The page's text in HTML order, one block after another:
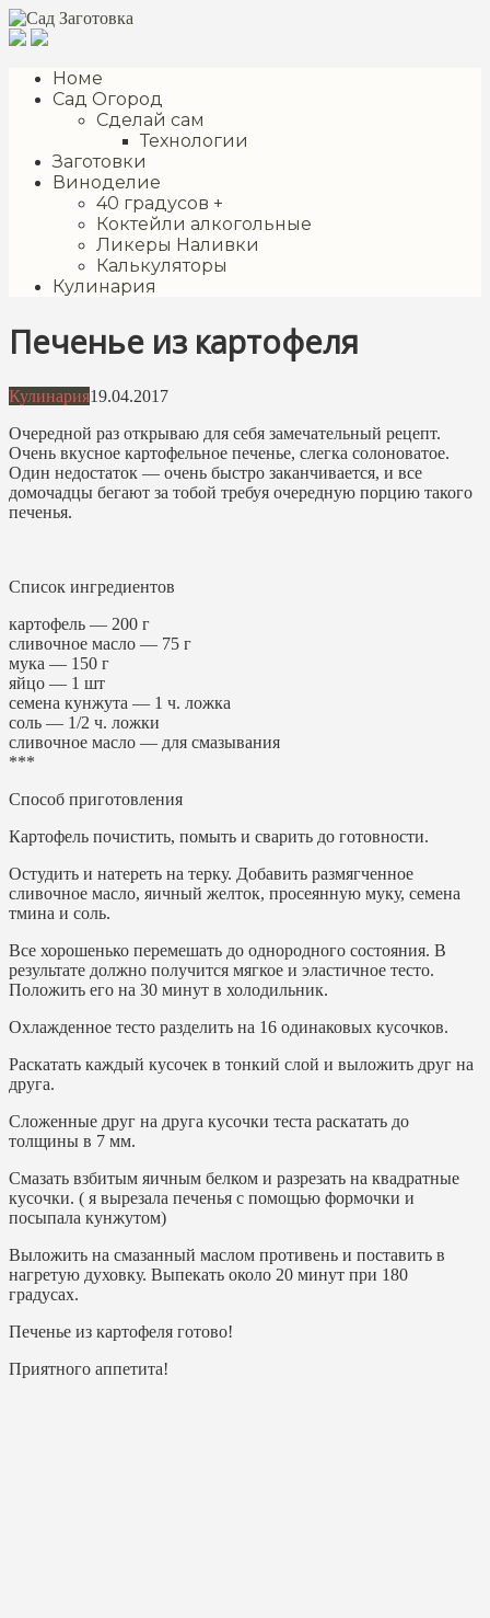
Перейти
к
Номе
Сад Огород
Сделай сам
Технологии
Заготовки
Виноделие
40 градусов +
Коктейли алкогольные
Ликеры Наливки
Калькуляторы
Кулинария
Печенье из картофеля
Кулинария19.04.2017
Очередной раз открываю для себя замечательный рецепт.
Очень вкусное картофельное печенье, слегка солоноватое.
Один недостаток — очень быстро заканчивается, и все
домочадцы бегают за тобой требуя очередную порцию такого
печенья.
Список ингредиентов
картофель — 200 г
сливочное масло — 75 г
мука — 150 г
яйцо — 1 шт
семена кунжута — 1 ч. ложка
соль — 1/2 ч. ложки
сливочное масло — для смазывания
***
Способ приготовления
Картофель почистить, помыть и сварить до готовности.
Остудить и натереть на терку. Добавить размягченное
сливочное масло, яичный желток, просеянную муку, семена
тмина и соль.
Все хорошенько перемешать до однородного состояния. В
результате должно получится мягкое и эластичное тесто.
Положить его на 30 минут в холодильник.
Охлажденное тесто разделить на 16 одинаковых кусочков.
Раскатать каждый кусочек в тонкий слой и выложить друг на
друга.
Сложенные друг на друга кусочки теста раскатать до
толщины в 7 мм.
Смазать взбитым яичным белком и разрезать на квадратные
кусочки. ( я вырезала печенья с помощью формочки и
посыпала кунжутом)
Выложить на смазанный маслом противень и поставить в
нагретую духовку. Выпекать около 20 минут при 180
градусах.
Печенье из картофеля готово!
Приятного аппетита!